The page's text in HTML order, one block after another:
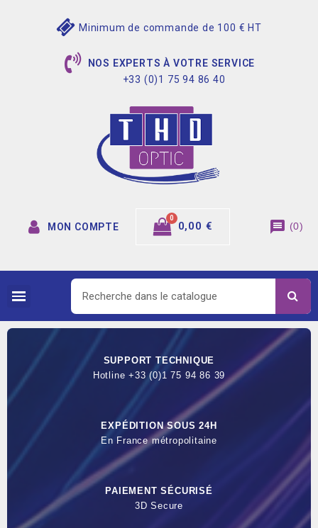
Minimum de commande de 100 € HT
NOS EXPERTS À VOTRE SERVICE
+33 (0)1 75 94 86 40
MON COMPTE 0,00 € message (0)
SUPPORT TECHNIQUE
Hotline +33 (0)1 75 94 86 39
EXPÉDITION SOUS 24H
En France métropolitaine
PAIEMENT SÉCURISÉ
3D Secure